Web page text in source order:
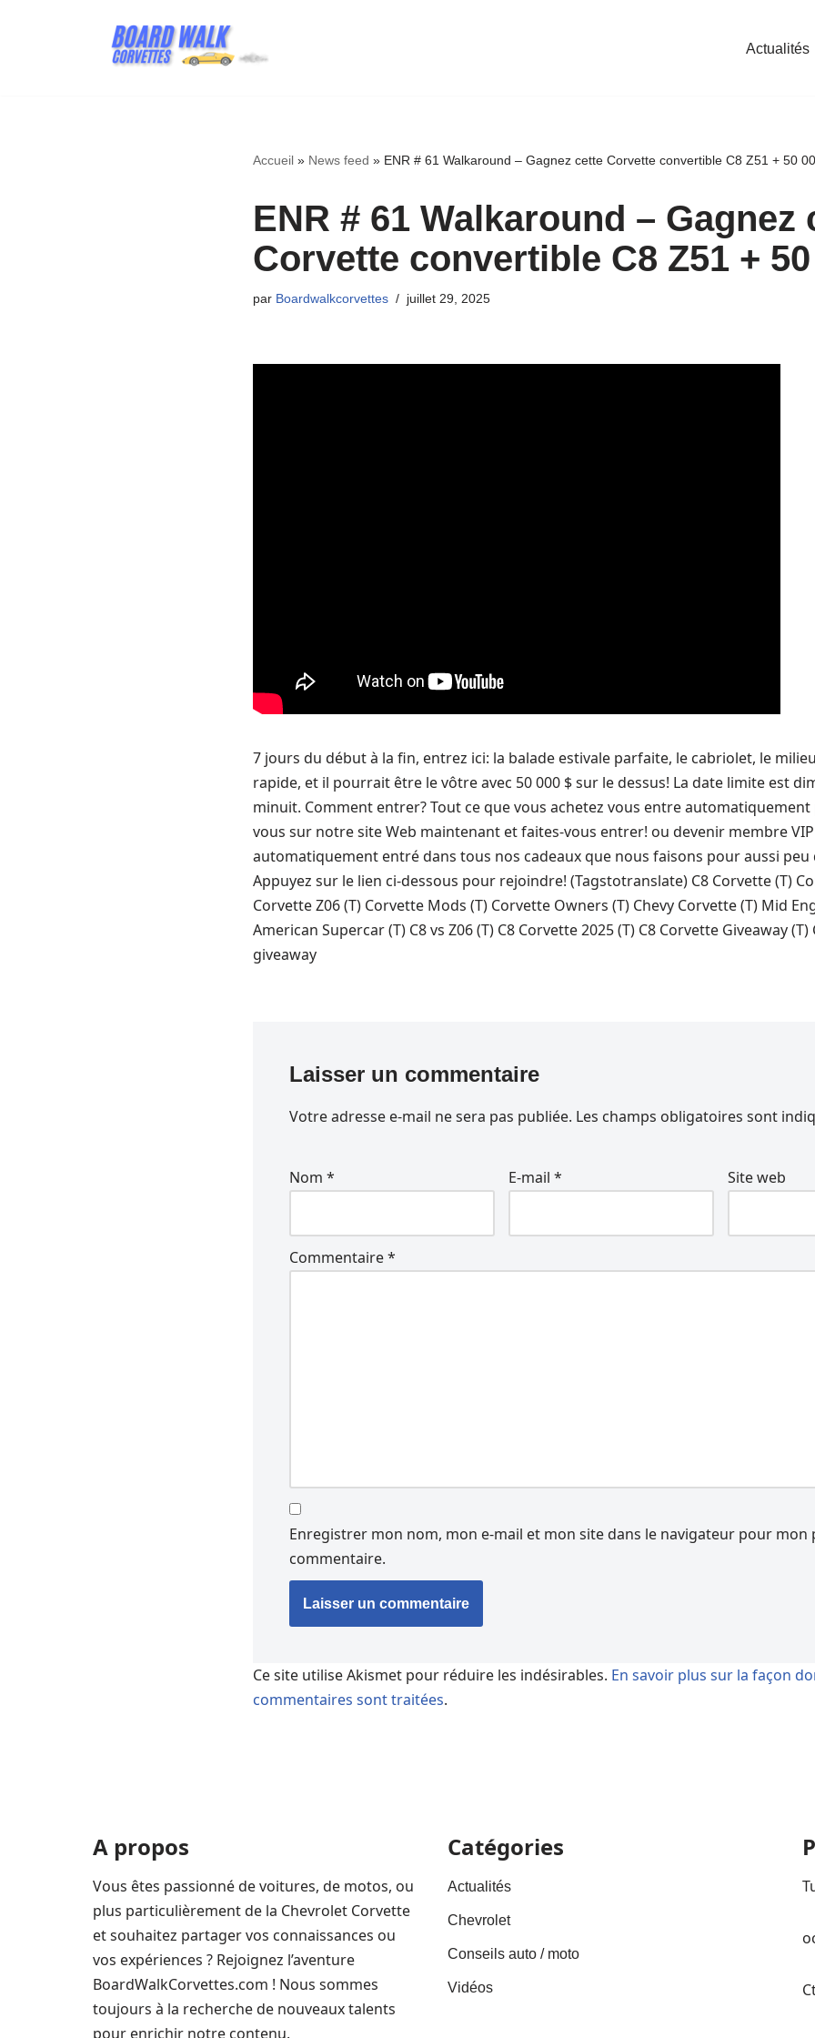
Actualités
Accueil» News feed » ENR # 61 Walkaround – Gagnez cette Corvette convertible C8 Z51 + 50
ENR # 61 Walkaround – Gagnez
Corvette convertible C8 Z51 +
par Boardwalkcorvettes juillet 29, 2025
7 jours du début à la fin, entrez ici: la balade estivale parfaite, le cabriolet, le
rapide, et il pourrait être le vôtre avec 50 000 $ sur le dessus! La date limite est
minuit. Comment entrer? Tout ce que vous achetez vous entre automatiquement
vous sur notre site Web maintenant et faites-vous entrer! ou devenir membre
automatiquement entré dans tous nos cadeaux que nous faisons pour aussi peu
Appuyez sur le lien ci-dessous pour rejoindre! (Tagstotranslate) C8 Corvette (T)
Corvette Z06 (T) Corvette Mods (T) Corvette Owners (T) Chevy Corvette (T) Mid
American Supercar (T) C8 vs Z06 (T) C8 Corvette 2025 (T) C8 Corvette Giveaway
giveaway
Laisser un commentaire
Votre adresse e-mail ne sera pas publiée. Les champs obligatoires sont
Nom * E-mail * Site web
Commentaire*
Enregistrer mon nom, mon e-mail et mon site dans le navigateur pour mon
commentaire.
Ce site utilise Akismet pour réduire les indésirables. En savoir plus sur la façon
commentaires sont traitées.
A propos
Vous êtes passionné de voitures, de motos, ou
plus particulièrement de la Chevrolet Corvette
et souhaitez partager vos connaissances ou
vos expériences ? Rejoignez l’aventure
BoardWalkCorvettes.com ! Nous sommes
toujours à la recherche de nouveaux talents
pour enrichir notre contenu.
Catégories
Actualités
Chevrolet
Conseils auto / moto
Vidéos